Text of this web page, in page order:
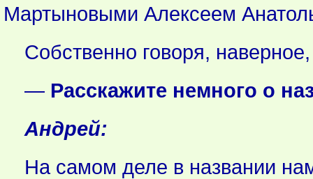
Мартыновыми Алексеем
Собственно говоря,
— Расскажите немного о
Андрей:
На самом деле в названии